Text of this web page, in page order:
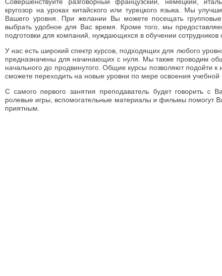
кругозор на уроках китайского или турецкого языка. Мы
Вашего уровня. При желании Вы можете посещать
выбрать удобное для Вас время. Кроме того, мы
подготовки для компаний, нуждающихся в обучении
У нас есть широкий спектр курсов, подходящих для любого
предназначены для начинающих с нуля. Мы также проводим
начального до продвинутого. Общие курсы позволяют подойти
сможете переходить на новые уровни по мере освоения
С самого первого занятия преподаватель будет говорить с
ролевые игры, вспомогательные материалы и фильмы помогут
приятным.